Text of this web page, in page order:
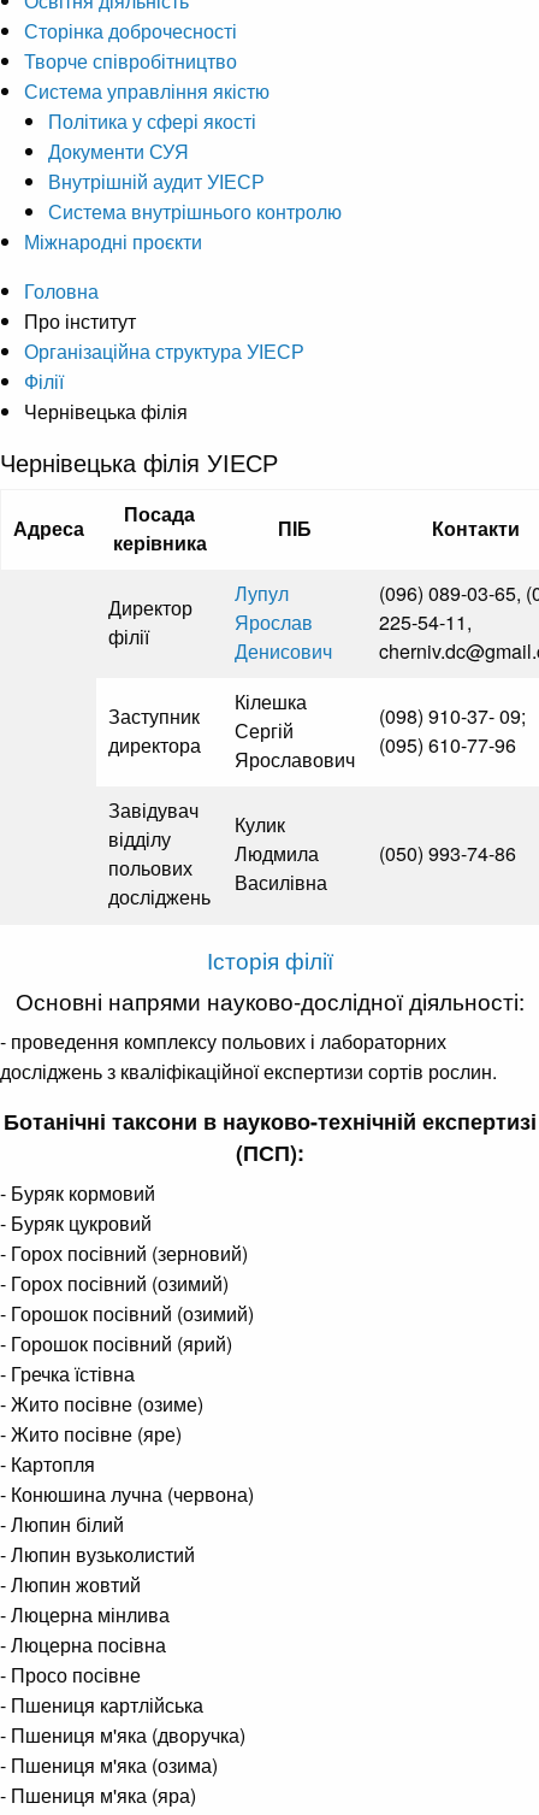
Сторінка доброчесності
Творче співробітництво
Система управління якістю
Політика у сфері якості
Документи СУЯ
Внутрішній аудит УІЕСР
Система внутрішнього контролю
Міжнародні проєкти
Головна
Про інститут
Організаційна структура УІЕСР
Філії
Чернівецька філія
Чернівецька філія УІЕСР
Адреса
Посада
керівника
ПІБ Контакти
Директор
філії
Лупул
Ярослав
Денисович
(096) 089-03-65,
225-54-11,
Заступник
директора
Кілешка
Сергій
Ярославович
(098) 910-37- 09;
(095) 610-77-96
Завідувач
відділу
польових
досліджень
Кулик
Людмила
Василівна
(050) 993-74-86
Історія філії
Основні напрями науково-дослідної діяльності:
- проведення комплексу польових і лабораторних
досліджень з кваліфікаційної експертизи сортів рослин.
Ботанічні таксони в науково-технічній експертизі
(ПСП):
- Буряк кормовий
- Буряк цукровий
- Горох посівний (зерновий)
- Горох посівний (озимий)
- Горошок посівний (озимий)
- Горошок посівний (ярий)
- Гречка їстівна
- Жито посівне (озиме)
- Жито посівне (яре)
- Картопля
- Конюшина лучна (червона)
- Люпин білий
- Люпин вузьколистий
- Люпин жовтий
- Люцерна мінлива
- Люцерна посівна
- Просо посівне
- Пшениця картлійська
- Пшениця м'яка (дворучка)
- Пшениця м'яка (озима)
- Пшениця м'яка (яра)